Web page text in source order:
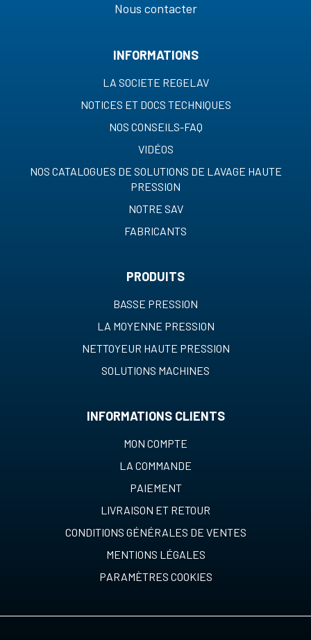
Nous contacter
INFORMATIONS
LA SOCIETE REGELAV
NOTICES ET DOCS TECHNIQUES
NOS CONSEILS-FAQ
VIDÉOS
NOS CATALOGUES DE SOLUTIONS DE LAVAGE HAUTE
PRESSION
NOTRE SAV
FABRICANTS
PRODUITS
BASSE PRESSION
LA MOYENNE PRESSION
NETTOYEUR HAUTE PRESSION
SOLUTIONS MACHINES
INFORMATIONS CLIENTS
MON COMPTE
LA COMMANDE
PAIEMENT
LIVRAISON ET RETOUR
CONDITIONS GÉNÉRALES DE VENTES
MENTIONS LÉGALES
PARAMÈTRES COOKIES